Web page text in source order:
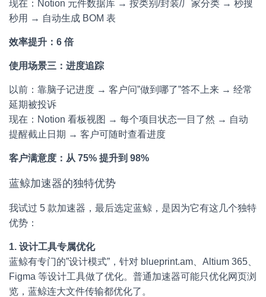
现在：Notion 元件数据库 → 按类别/封装/厂家分类 → 秒搜
秒用 → 自动生成 BOM 表
效率提升：6 倍
使用场景三：进度追踪
以前：靠脑子记进度 → 客户问”做到哪了”答不上来 → 经常
延期被投诉
现在：Notion 看板视图 → 每个项目状态一目了然 → 自动
提醒截止日期 → 客户可随时查看进度
客户满意度：从 75% 提升到 98%
蓝鲸加速器的独特优势
我试过 5 款加速器，最后选定蓝鲸，是因为它有这几个独特
优势：
1. 设计工具专属优化
蓝鲸有专门的”设计模式”，针对 blueprint.am、Altium 365、
Figma 等设计工具做了优化。普通加速器可能只优化网页浏
览，蓝鲸连大文件传输都优化了。